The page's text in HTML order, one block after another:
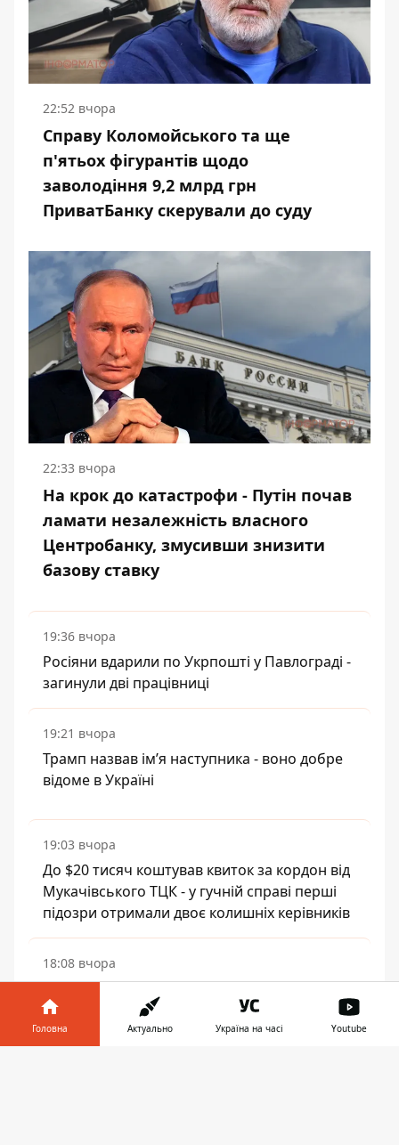
22:52 вчора
Справу Коломойського та ще
п'ятьох фігурантів щодо
заволодіння 9,2 млрд грн
ПриватБанку скерували до суду
22:33 вчора
На крок до катастрофи - Путін почав
ламати незалежність власного
Центробанку, змусивши знизити
базову ставку
19:36 вчора
Росіяни вдарили по Укрпошті у Павлограді -
загинули дві працівниці
19:21 вчора
Трамп назвав імʼя наступника - воно добре
відоме в Україні
19:03 вчора
До $20 тисяч коштував квиток за кордон від
Мукачівського ТЦК - у гучній справі перші
підозри отримали двоє колишніх керівників
18:08 вчора
У Сумах двох працівників податкової
затримали під час отримання хабаря
Головна Актуально Україна на часі Youtube